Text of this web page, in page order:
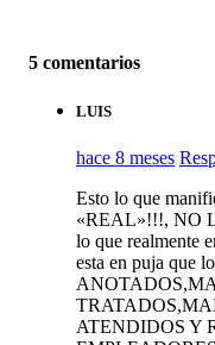
5 comentarios
LUIS
hace 8 meses
Esto lo que
«REAL»!!!, NO
lo que realmente
esta en puja que
ATENDIDOS Y